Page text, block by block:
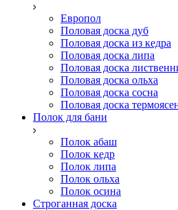
Европол
Половая доска дуб
Половая доска из кедра
Половая доска липа
Половая доска
Половая доска ольха
Половая доска сосна
Половая доска
Полок для бани
Полок абаш
Полок кедр
Полок липа
Полок ольха
Полок осина
Строганная доска